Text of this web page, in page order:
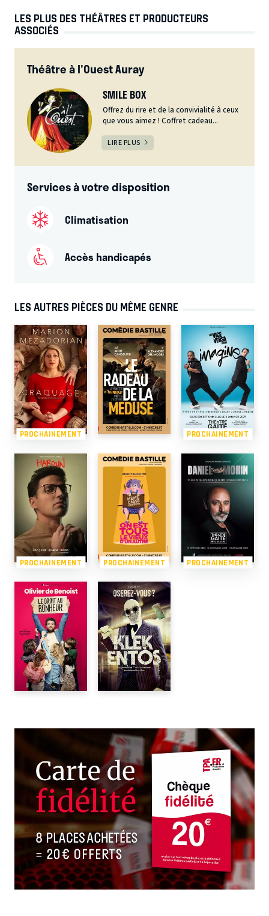
LES PLUS DES THÉÂTRES ET PRODUCTEURS
ASSOCIÉS
Théâtre à l'Ouest Auray
SMILE BOX
Offrez du rire et de la convivialité à ceux
que vous aimez ! Coffret cadeau...
LIRE PLUS
Services à votre disposition
Climatisation
Accès handicapés
LES AUTRES PIÈCES DU MÊME GENRE
PROCHAINEMENT PROCHAINEMENT
PROCHAINEMENT PROCHAINEMENT PROCHAINEMENT